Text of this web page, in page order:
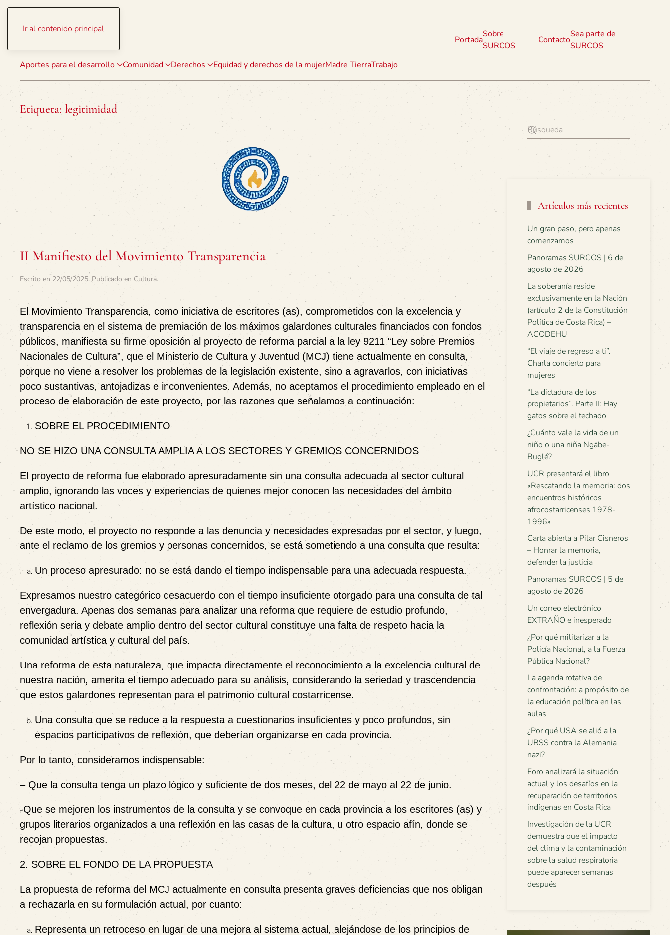
Ir al contenido principal
Aportes para el desarrollo Comunidad Derechos Equidad y derechos de la mujerMadre TierraTrabajo
Portada
Sobre
SURCOS
Contacto
Sea parte de
SURCOS
Etiqueta: legitimidad
II Manifiesto del Movimiento Transparencia
Escrito en 22/05/2025. Publicado en Cultura.
El Movimiento Transparencia, como iniciativa de escritores (as), comprometidos con la excelencia y
transparencia en el sistema de premiación de los máximos galardones culturales financiados con fondos
públicos, manifiesta su firme oposición al proyecto de reforma parcial a la ley 9211 “Ley sobre Premios
Nacionales de Cultura”, que el Ministerio de Cultura y Juventud (MCJ) tiene actualmente en consulta,
porque no viene a resolver los problemas de la legislación existente, sino a agravarlos, con iniciativas
poco sustantivas, antojadizas e inconvenientes. Además, no aceptamos el procedimiento empleado en el
proceso de elaboración de este proyecto, por las razones que señalamos a continuación:
SOBRE EL PROCEDIMIENTO
NO SE HIZO UNA CONSULTA AMPLIA A LOS SECTORES Y GREMIOS CONCERNIDOS
El proyecto de reforma fue elaborado apresuradamente sin una consulta adecuada al sector cultural
amplio, ignorando las voces y experiencias de quienes mejor conocen las necesidades del ámbito
artístico nacional.
De este modo, el proyecto no responde a las denuncia y necesidades expresadas por el sector, y luego,
ante el reclamo de los gremios y personas concernidos, se está sometiendo a una consulta que resulta:
Un proceso apresurado: no se está dando el tiempo indispensable para una adecuada respuesta.
Expresamos nuestro categórico desacuerdo con el tiempo insuficiente otorgado para una consulta de tal
envergadura. Apenas dos semanas para analizar una reforma que requiere de estudio profundo,
reflexión seria y debate amplio dentro del sector cultural constituye una falta de respeto hacia la
comunidad artística y cultural del país.
Una reforma de esta naturaleza, que impacta directamente el reconocimiento a la excelencia cultural de
nuestra nación, amerita el tiempo adecuado para su análisis, considerando la seriedad y trascendencia
que estos galardones representan para el patrimonio cultural costarricense.
Una consulta que se reduce a la respuesta a cuestionarios insuficientes y poco profundos, sin
espacios participativos de reflexión, que deberían organizarse en cada provincia.
Por lo tanto, consideramos indispensable:
– Que la consulta tenga un plazo lógico y suficiente de dos meses, del 22 de mayo al 22 de junio.
-Que se mejoren los instrumentos de la consulta y se convoque en cada provincia a los escritores (as) y
grupos literarios organizados a una reflexión en las casas de la cultura, u otro espacio afín, donde se
recojan propuestas.
2. SOBRE EL FONDO DE LA PROPUESTA
La propuesta de reforma del MCJ actualmente en consulta presenta graves deficiencias que nos obligan
a rechazarla en su formulación actual, por cuanto:
Representa un retroceso en lugar de una mejora al sistema actual, alejándose de los principios de
Artículos más recientes
Un gran paso, pero apenas
comenzamos
Panoramas SURCOS | 6 de
agosto de 2026
La soberanía reside
exclusivamente en la Nación
(artículo 2 de la Constitución
Política de Costa Rica) –
ACODEHU
“El viaje de regreso a ti”.
Charla concierto para
mujeres
“La dictadura de los
propietarios”. Parte II: Hay
gatos sobre el techado
¿Cuánto vale la vida de un
niño o una niña Ngäbe-
Buglé?
UCR presentará el libro
«Rescatando la memoria: dos
encuentros históricos
afrocostarricenses 1978-
1996»
Carta abierta a Pilar Cisneros
– Honrar la memoria,
defender la justicia
Panoramas SURCOS | 5 de
agosto de 2026
Un correo electrónico
EXTRAÑO e inesperado
¿Por qué militarizar a la
Policía Nacional, a la Fuerza
Pública Nacional?
La agenda rotativa de
confrontación: a propósito de
la educación política en las
aulas
¿Por qué USA se alió a la
URSS contra la Alemania
nazi?
Foro analizará la situación
actual y los desafíos en la
recuperación de territorios
indígenas en Costa Rica
Investigación de la UCR
demuestra que el impacto
del clima y la contaminación
sobre la salud respiratoria
puede aparecer semanas
después